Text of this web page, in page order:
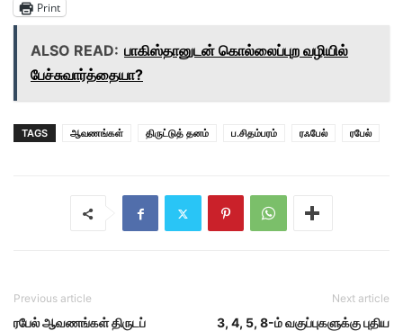
Print
ALSO READ: பாகிஸ்தானுடன் கொல்லைப்புற வழியில்
பேச்சுவார்த்தையா?
TAGS ஆவணங்கள் திருட்டுத் தனம் ப.சிதம்பரம் ரஃபேல் ரபேல்
Previous article
ரபேல் ஆவணங்கள் திருடப்
Next article
3, 4, 5, 8-ம் வகுப்புகளுக்கு புதிய